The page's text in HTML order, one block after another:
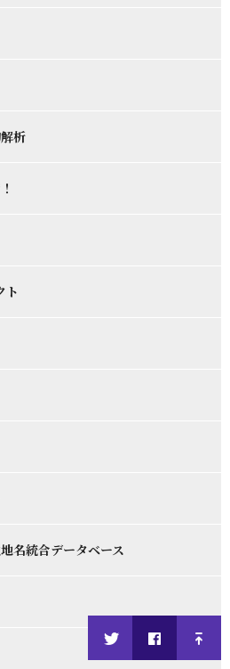
析
ト
名統合データベース